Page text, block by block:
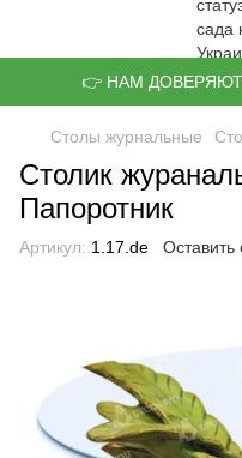
👉 НАМ ДОВЕРЯЮТ
Столы журнальные
Столик
Папоротник
Артикул: 1.17.de Оставить